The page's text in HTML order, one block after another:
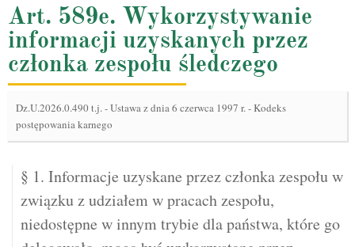
Art. 589e. Wykorzystywanie
informacji uzyskanych przez
członka zespołu śledczego
Dz.U.2026.0.490 t.j.-Ustawa z dnia 6 czerwca 1997 r. - Kodeks
postępowania karnego
§ 1. Informacje uzyskane przez członka zespołu w
związku z udziałem w pracach zespołu,
niedostępne w innym trybie dla państwa, które go